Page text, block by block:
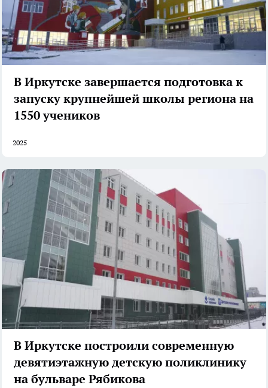
В Иркутске завершается подготовка к
запуску крупнейшей школы региона на
1550 учеников
2025
В Иркутске построили современную
девятиэтажную детскую поликлинику
на бульваре Рябикова